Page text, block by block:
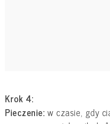
Krok 4:
Pieczenie: w czasie, gdy